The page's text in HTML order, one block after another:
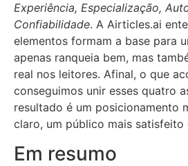
Experiência, Especialização,
Confiabilidade. A Airticles.ai
elementos formam a base para
apenas ranqueia bem, mas
real nos leitores. Afinal, o que
conseguimos unir esses quatro
resultado é um posicionamento
claro, um público mais satisfeito
Em resumo